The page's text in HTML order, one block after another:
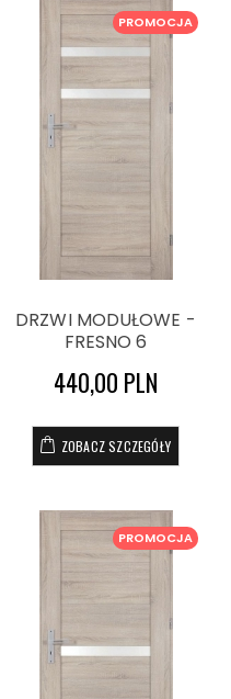
PROMOCJA
DRZWI MODUŁOWE -
FRESNO 6
440,00 PLN
ZOBACZ SZCZEGÓŁY
PROMOCJA